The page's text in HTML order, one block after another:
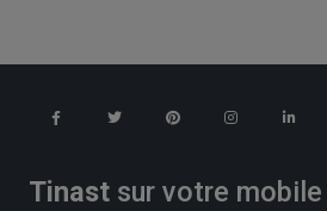
Tinast sur votre mobile